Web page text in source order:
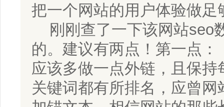
把一个网站的用户体验做
刚刚查了一下该网站seo
的。建议有两点！第一点
应该多做一点外链，且保
关键词都有所排名，应曾